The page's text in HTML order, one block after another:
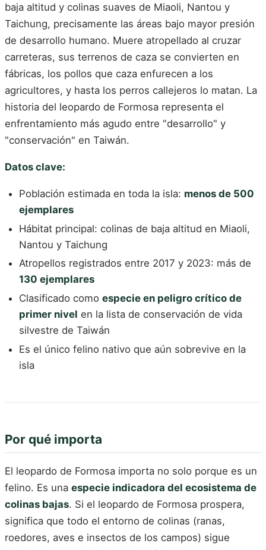
baja altitud y colinas suaves de Miaoli, Nantou y
Taichung, precisamente las áreas bajo mayor presión
de desarrollo humano. Muere atropellado al cruzar
carreteras, sus terrenos de caza se convierten en
fábricas, los pollos que caza enfurecen a los
agricultores, y hasta los perros callejeros lo matan. La
historia del leopardo de Formosa representa el
enfrentamiento más agudo entre "desarrollo" y
"conservación" en Taiwán.
Datos clave:
Población estimada en toda la isla: menos de 500
ejemplares
Hábitat principal: colinas de baja altitud en Miaoli,
Nantou y Taichung
Atropellos registrados entre 2017 y 2023: más de
130 ejemplares
Clasificado como especie en peligro crítico de
primer nivel en la lista de conservación de vida
silvestre de Taiwán
Es el único felino nativo que aún sobrevive en la
isla
Por qué importa
El leopardo de Formosa importa no solo porque es un
felino. Es una especie indicadora del ecosistema de
colinas bajas. Si el leopardo de Formosa prospera,
significa que todo el entorno de colinas (ranas,
roedores, aves e insectos de los campos) sigue